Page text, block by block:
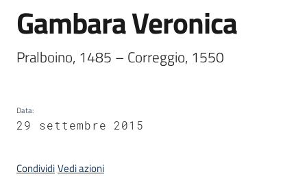
Novità
Servizi
Leggi
Atti
Piani
Salta al contenuto
Gambara Veronica
Pralboino, 1485 – Correggio, 1550
Data:
29 settembre 2015
CondividiVedi azioni